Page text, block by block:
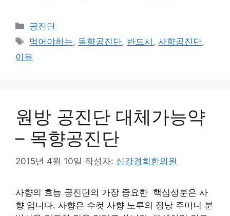
카
테
리
공진단
태
그
먹어야하는, 목향공진단, 반드시 ,사향공진단,
이유
원방 공진단 대체가능약
– 목향공진단
2015년 4월 10일 작성자: 심강경희한의원
사향의 효능 공진단의 가장 중요한 핵심성분은 사
향 입니다. 사향은 수컷 사향 노루의 정낭 주머니 분